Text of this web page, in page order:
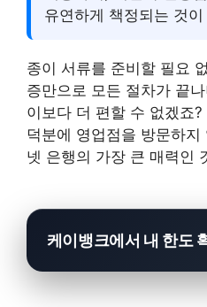
유연하게 책정되는 것
종이 서류를 준비할 필요
증만으로 모든 절차가 끝
이보다 더 편할 수 없겠죠
덕분에 영업점을 방문하지
넷 은행의 가장 큰 매력인
케이뱅크에서 내 한도